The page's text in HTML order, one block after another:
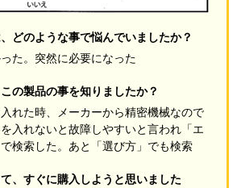
どのような事で悩んでいましたか？
た。突然に必要になった
の製品の事を知りましたか？
れた時、メーカーから精密機械なので
入れないと故障しやすいと言われ「エ
検索した。あと「選び方」でも検索
、すぐに購入しようと思いました